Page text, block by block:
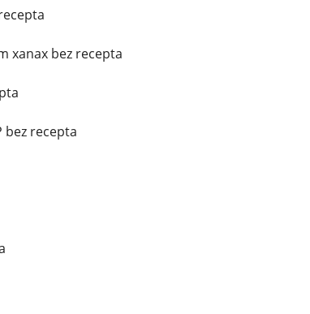
xanax bez recepta
bez recepta